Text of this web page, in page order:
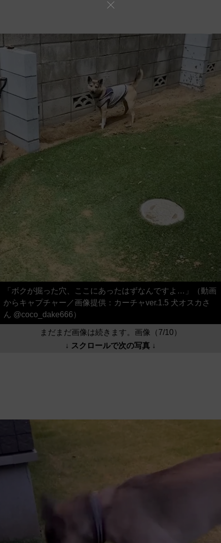
「ボクが掘った穴、ここにあったはずなんですよ…」（動画
からキャプチャー／画像提供：カーチャver.1.5 犬オスカさ
ん @coco_dake666）
まだまだ画像は続きます。画像（7/10）
↓ スクロールで次の写真 ↓